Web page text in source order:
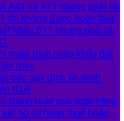
A41 và A11 nhưng phải tái
thì không được hoàn thuế
khẩu B11 nhưng phải tái
miễn thuế nhập khẩu đối
mini
các quy định về danh
thuế
thanh toán qua ngân hàng
hồ sơ hoàn thuế hoặc